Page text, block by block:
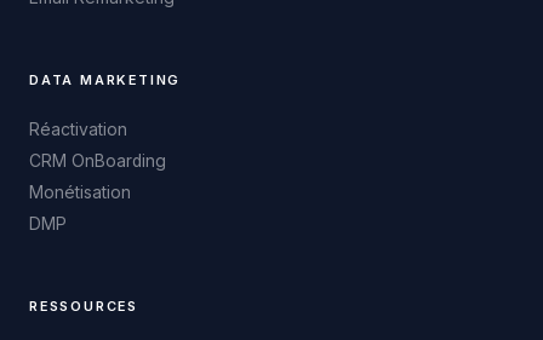
DATA MARKETING
Réactivation
CRM OnBoarding
Monétisation
DMP
RESSOURCES